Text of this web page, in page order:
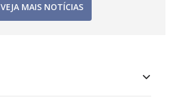
VEJA MAIS NOTÍCIAS